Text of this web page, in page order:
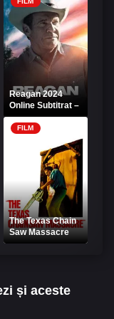
Reagan 2024
Online Subtitrat –
Film biografic
captivant
FILM
The Texas Chain
Saw Massacre
1974 Online
și aceste